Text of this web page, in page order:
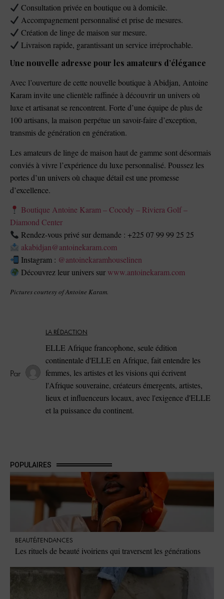
Consultation privée en boutique ou à domicile.
Accompagnement personnalisé et prise de mesures.
Création de linge de maison sur mesure.
Livraison rapide, garantissant un service irréprochable.
Une nouvelle adresse pour les amateurs d’élégance
Avec l’ouverture de cette nouvelle boutique à Abidjan, Antoine
Karam invite une clientèle raffinée à découvrir un univers où
luxe et artisanat se rencontrent. Forte d’une équipe de plus de
100 artisans, la maison perpétue un savoir-faire d’exception,
transmis de génération en génération.
Les amateurs de linge de maison haut de gamme sont désormais
conviés à vivre l’expérience du luxe personnalisé. Poussez les
portes d’un univers où chaque détail est une promesse
d’excellence.
Boutique Antoine Karam – Cocody – Riviera Golf –
Diamond Center
Rendez-vous privé sur demande : +225 07 99 99 25 25
akabidjan@antoinekaram.com
Instagram : @antoinekaramhouselinen
Découvrez leur univers sur www.antoinekaram.com
Pictures courtesy of Antoine Karam.
LA RÉDACTION
ELLE Afrique francophone, seule édition
continentale d'ELLE en Afrique, fait entendre les
femmes, les artistes et les visions qui écrivent
l'Afrique souveraine, créateurs émergents, artistes,
lieux et influenceurs locaux, avec l'exigence d'ELLE
et la puissance du continent.
POPULAIRES
BEAUTÉ TENDANCES
Les rituels de beauté ivoiriens qui traversent les générations